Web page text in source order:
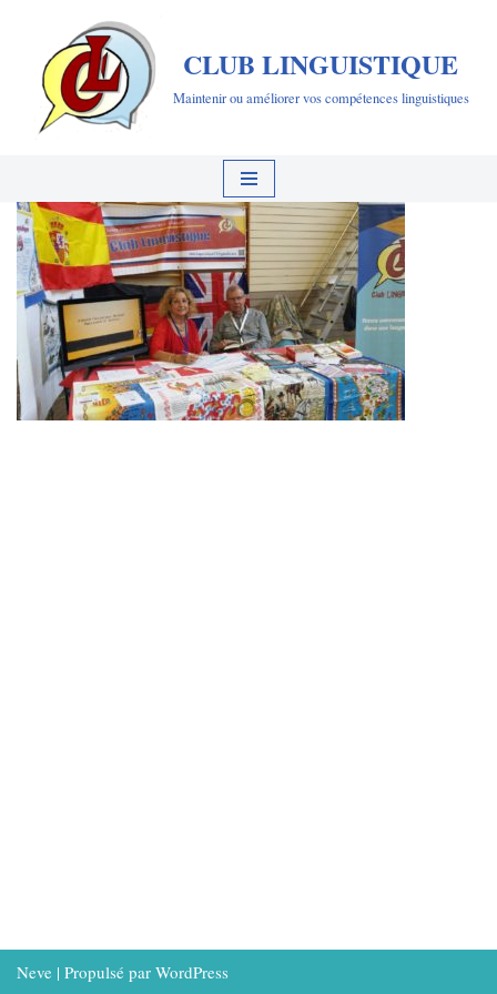
Aller
contenu
CLUB LINGUISTIQUE
Maintenir ou améliorer vos compétences linguistiques
Neve | Propulsé par WordPress